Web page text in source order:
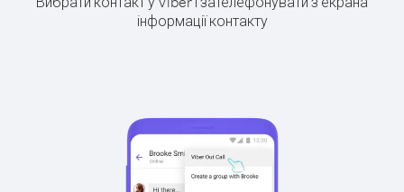
інформації контакту